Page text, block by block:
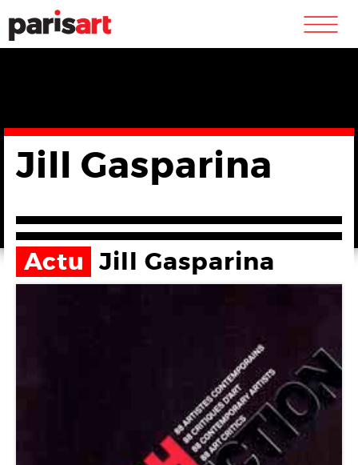
m
Jill Gasparina
Actu Jill Gasparina